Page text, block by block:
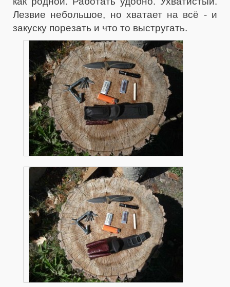
Лезвие небольшое, но хватает на всё - и
закуску порезать и что то выстругать.